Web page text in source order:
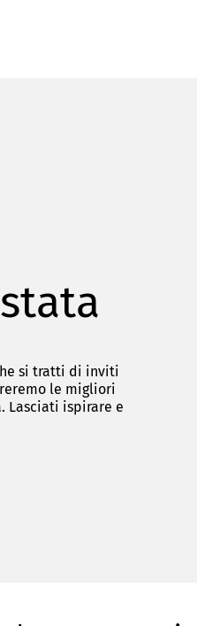
si tratti di inviti
le migliori
Lasciati ispirare e